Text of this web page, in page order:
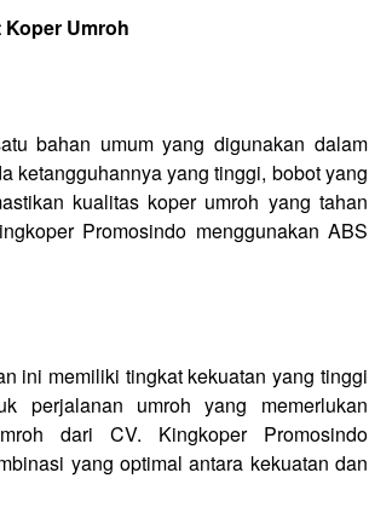
Umroh
bahan umum yang digunakan dalam
ketangguhannya yang tinggi, bobot yang
kualitas koper umroh yang tahan
Promosindo menggunakan ABS
ini memiliki tingkat kekuatan yang tinggi
perjalanan umroh yang memerlukan
dari CV. Kingkoper Promosindo
yang optimal antara kekuatan dan